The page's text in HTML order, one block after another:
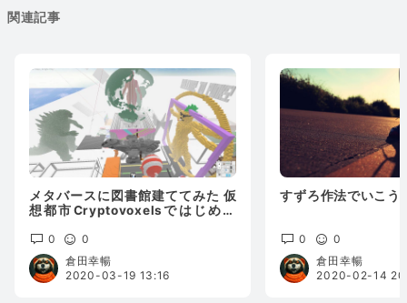
関連記事
メタバースに図書館建ててみた 仮
想都市Cryptovoxelsではじめる
0
0
倉田幸暢
2020-03-19 13:16
すずろ作法でいこう
0
0
倉田幸暢
2020-02-14